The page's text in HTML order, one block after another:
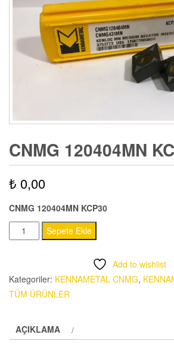
CNMG 120404MN
₺ 0,00
CNMG 120404MN KCP30
CNMG
120404MN
adet
Sepete Ekle
Add to wishlist
Kategoriler: KENNAMETAL CNMG,
TÜM ÜRÜNLER
AÇIKLAMA